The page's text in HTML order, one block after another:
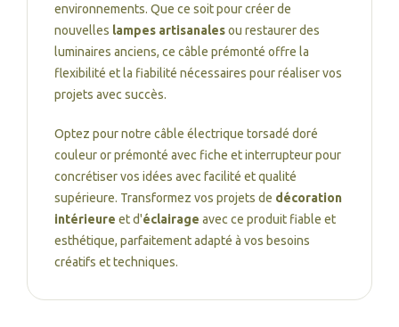
environnements. Que ce soit pour créer de
nouvelles lampes artisanalesou restaurer des
luminaires anciens, ce câble prémonté offre la
flexibilité et la fiabilité nécessaires pour réaliser vos
projets avec succès.
Optez pour notre câble électrique torsadé doré
couleur or prémonté avec fiche et interrupteur pour
concrétiser vos idées avec facilité et qualité
supérieure. Transformez vos projets de décoration
intérieure et d'éclairage avec ce produit fiable et
esthétique, parfaitement adapté à vos besoins
créatifs et techniques.